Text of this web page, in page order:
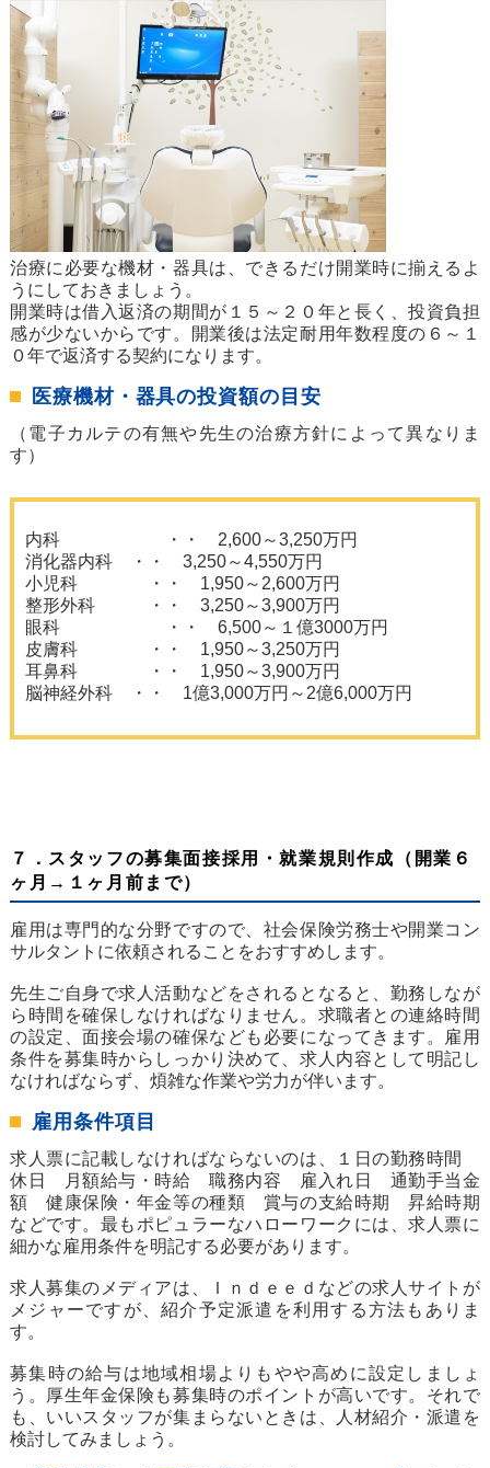
治療に必要な機材・器具は、できるだけ開業時に揃えるよ
うにしておきましょう。
開業時は借入返済の期間が１５～２０年と長く、投資負担
感が少ないからです。開業後は法定耐用年数程度の６～１
０年で返済する契約になります。
医療機材・器具の投資額の目安
（電子カルテの有無や先生の治療方針によって異なりま
す）
内科 ・・ 2,600～3,250万円
消化器内科 ・・ 3,250～4,550万円
小児科 ・・ 1,950～2,600万円
整形外科 ・・ 3,250～3,900万円
眼科 ・・ 6,500～１億3000万円
皮膚科 ・・ 1,950～3,250万円
耳鼻科 ・・ 1,950～3,900万円
脳神経外科 ・・ 1億3,000万円～2億6,000万円
７．スタッフの募集面接採用・就業規則作成（開業６
ヶ月→１ヶ月前まで）
雇用は専門的な分野ですので、社会保険労務士や開業コン
サルタントに依頼されることをおすすめします。
先生ご自身で求人活動などをされるとなると、勤務しなが
ら時間を確保しなければなりません。求職者との連絡時間
の設定、面接会場の確保なども必要になってきます。雇用
条件を募集時からしっかり決めて、求人内容として明記し
なければならず、煩雑な作業や労力が伴います。
雇用条件項目
求人票に記載しなければならないのは、１日の勤務時間
休日 月額給与・時給 職務内容 雇入れ日 通勤手当金
額 健康保険・年金等の種類 賞与の支給時期 昇給時期
などです。最もポピュラーなハローワークには、求人票に
細かな雇用条件を明記する必要があります。
求人募集のメディアは、Ｉｎｄｅｅｄなどの求人サイトが
メジャーですが、紹介予定派遣を利用する方法もありま
す。
募集時の給与は地域相場よりもやや高めに設定しましょ
う。厚生年金保険も募集時のポイントが高いです。それで
も、いいスタッフが集まらないときは、人材紹介・派遣を
検討してみましょう。